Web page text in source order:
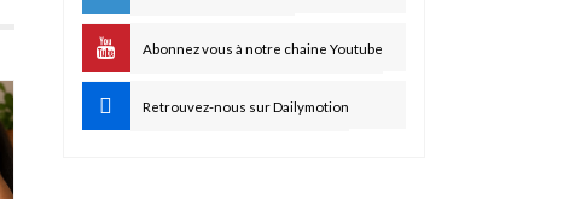
Abonnez vous à notre chaine Youtube
Retrouvez-nous sur Dailymotion